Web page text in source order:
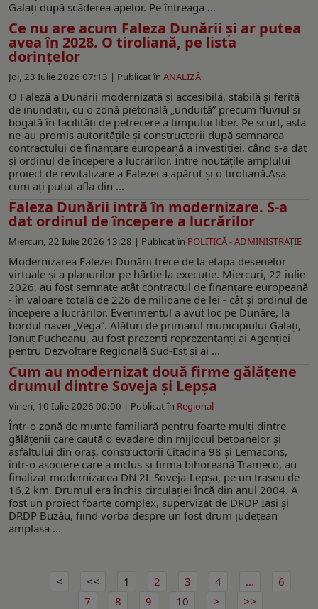
Galați după scăderea apelor. Pe întreaga ...
Ce nu are acum Faleza Dunării şi ar putea
avea în 2028. O tiroliană, pe lista
dorinţelor
Joi, 23 Iulie 2026 07:13 | Publicat în ANALIZĂ
O Faleză a Dunării modernizată şi accesibilă, stabilă şi ferită
de inundaţii, cu o zonă pietonală „unduită” precum fluviul şi
bogată în facilităţi de petrecere a timpului liber. Pe scurt, asta
ne-au promis autorităţile şi constructorii după semnarea
contractului de finanţare europeană a investiţiei, când s-a dat
şi ordinul de începere a lucrărilor. Între noutăţile amplului
proiect de revitalizare a Falezei a apărut şi o tiroliană.Aşa
cum aţi putut afla din ...
Faleza Dunării intră în modernizare. S-a
dat ordinul de începere a lucrărilor
Miercuri, 22 Iulie 2026 13:28 | Publicat în POLITICĂ - ADMINISTRAŢIE
Modernizarea Falezei Dunării trece de la etapa desenelor
virtuale și a planurilor pe hârtie la execuție. Miercuri, 22 iulie
2026, au fost semnate atât contractul de finanțare europeană
- în valoare totală de 226 de milioane de lei - cât și ordinul de
începere a lucrărilor. Evenimentul a avut loc pe Dunăre, la
bordul navei „Vega”. Alături de primarul municipiului Galați,
Ionuț Pucheanu, au fost prezenți reprezentanți ai Agenției
pentru Dezvoltare Regională Sud-Est și ai ...
Cum au modernizat două firme gălăţene
drumul dintre Soveja și Lepșa
Vineri, 10 Iulie 2026 00:00 | Publicat în Regional
Într-o zonă de munte familiară pentru foarte mulți dintre
gălățenii care caută o evadare din mijlocul betoanelor și
asfaltului din oraș, constructorii Citadina 98 și Lemacons,
într-o asociere care a inclus și firma bihoreană Trameco, au
finalizat modernizarea DN 2L Soveja-Lepșa, pe un traseu de
16,2 km. Drumul era închis circulației încă din anul 2004. A
fost un proiect foarte complex, supervizat de DRDP Iași și
DRDP Buzău, fiind vorba despre un fost drum județean
amplasa ...
1 2 3 4 ...
6
7
8 9
10